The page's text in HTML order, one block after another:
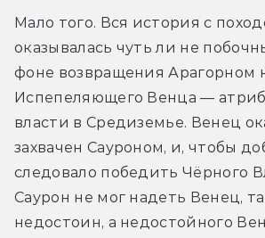
Мало того. Вся история с
оказывалась чуть ли не
фоне возвращения Арагорном
Испепеляющего Венца —
власти в Средиземье. Венец
захвачен Сауроном, и, чтобы
следовало победить Чёрного
Саурон не мог надеть Венец,
недостоин, а недостойного